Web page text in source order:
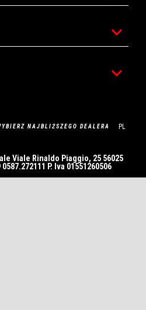
NAJBLIŻSZEGO DEALERA PL
Viale Rinaldo Piaggio, 25 56025
P. Iva 01551260506